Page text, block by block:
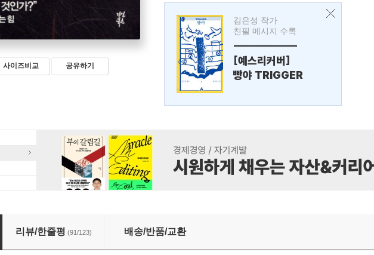
사이즈비교 공유하기
김은성 작가
친필 메시지 수록
---------------
[예스리커버]
빵야 TRIGGER
리뷰/한줄평 (91/123) 배송/반품/교환